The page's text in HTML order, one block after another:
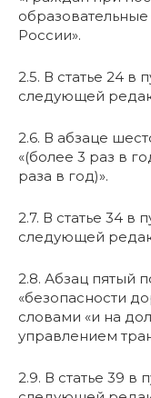
России».
2.5. В статье 24 в
следующей
2.6. В абзаце
«(более 3 раз в
раза в год)».
2.7. В статье 34 в
следующей
2.8. Абзац пятый
«безопасности
словами «и на
управлением
2.9. В статье 39 в